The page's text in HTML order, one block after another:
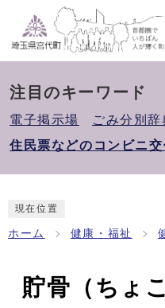
注目のキーワード
電子掲示場
ごみ分別辞
住民票などのコンビニ
現在位置
ホーム 健康・福祉
貯骨（ちょ